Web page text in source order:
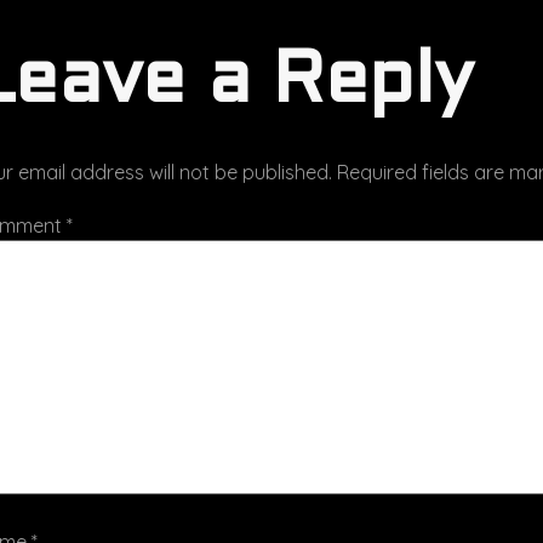
a Reply
email address will not be published. Required fields are
*